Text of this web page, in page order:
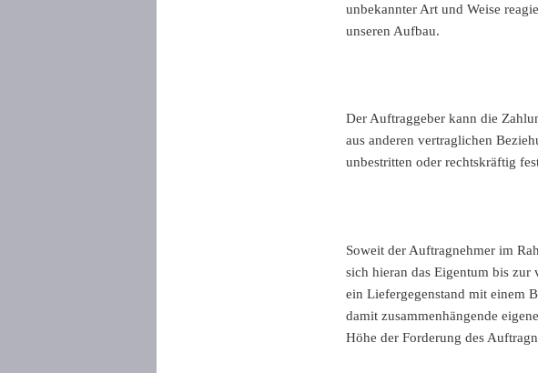
unbekannter Art und Weise
unseren Aufbau.
Der Auftraggeber kann die
aus anderen vertraglichen
unbestritten oder rechtskräftig
Soweit der Auftragnehmer im
sich hieran das Eigentum bis
ein Liefergegenstand mit einem
damit zusammenhängende
Höhe der Forderung des